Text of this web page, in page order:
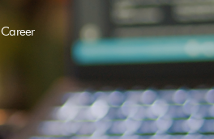
Career